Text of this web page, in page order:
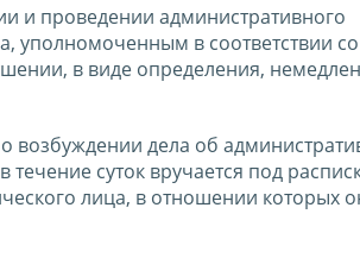
и проведении административного
уполномоченным в соответствии со
в виде определения,
возбуждении дела об
суток вручается под
лица, в отношении которых